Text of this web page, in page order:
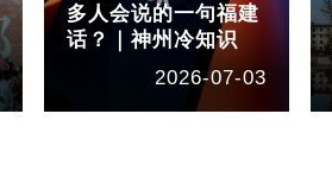
多人会说的一句福建
话？｜神州冷知识
2026-07-03